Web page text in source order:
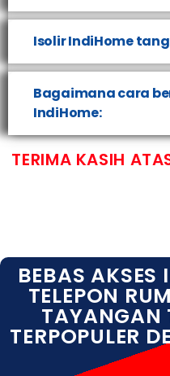
Isolir IndiHome
Bagaimana cara
IndiHome:
TERIMA KASIH
BEBAS AKSES
TELEPON
TAYANGAN
TERPOPULER